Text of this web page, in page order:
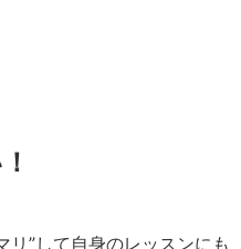
リ”して自身のレッスンにも